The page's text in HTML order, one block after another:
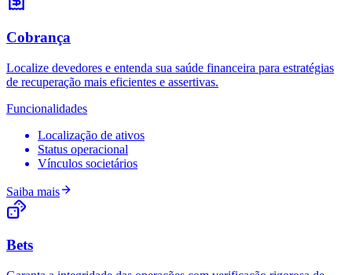
Cobrança
Localize devedores e entenda sua saúde financeira para estratégias
de recuperação mais eficientes e assertivas.
Funcionalidades
Localização de ativos
Status operacional
Vínculos societários
Saiba mais
Bets